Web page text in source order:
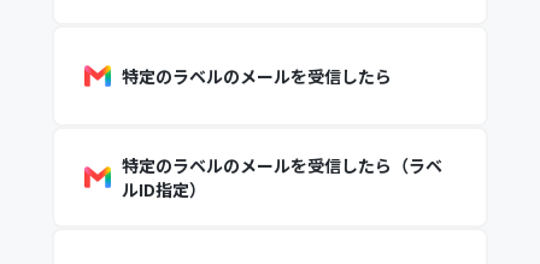
特定のラベルのメールを受信したら
特定のラベルのメールを受信したら（ラベ
ルID指定）